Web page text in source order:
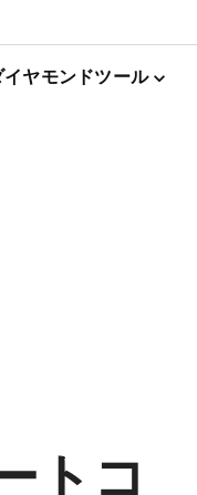
イヤモンドツール
トコ